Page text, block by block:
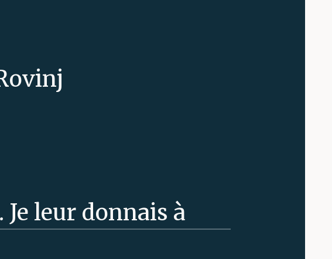
leur donnais à
écoutais